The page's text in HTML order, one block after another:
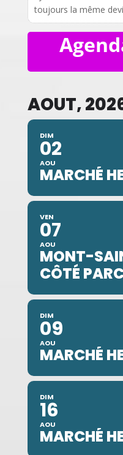
toujours la même
AOUT,
DIM
02
AOU
MARCHÉ
VEN
07
AOU
MONT-
CÔTÉ
DIM
09
AOU
MARCHÉ
DIM
16
AOU
MARCHÉ